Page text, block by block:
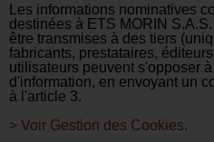
Les informations nominatives
destinées à ETS MORIN
être transmises à des tiers
fabricants, prestataires,
utilisateurs peuvent s'opposer
d'information, en envoyant un
à l'article 3.
> Voir Gestion des Cookies.